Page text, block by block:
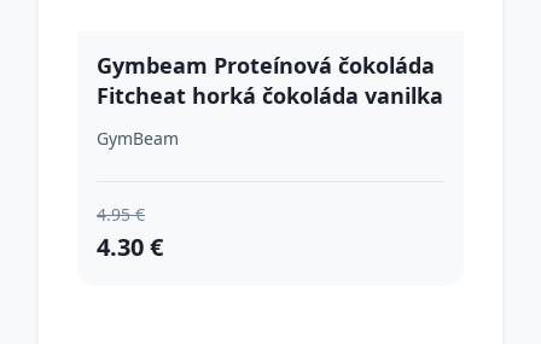
Gymbeam Proteínová čokoláda
Fitcheat horká čokoláda vanilka
GymBeam
4.95 €
4.30 €